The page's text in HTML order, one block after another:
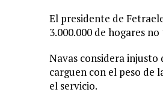
El presidente de
3.000.000 de hogares
Navas considera injusto
carguen con el peso de
el servicio.